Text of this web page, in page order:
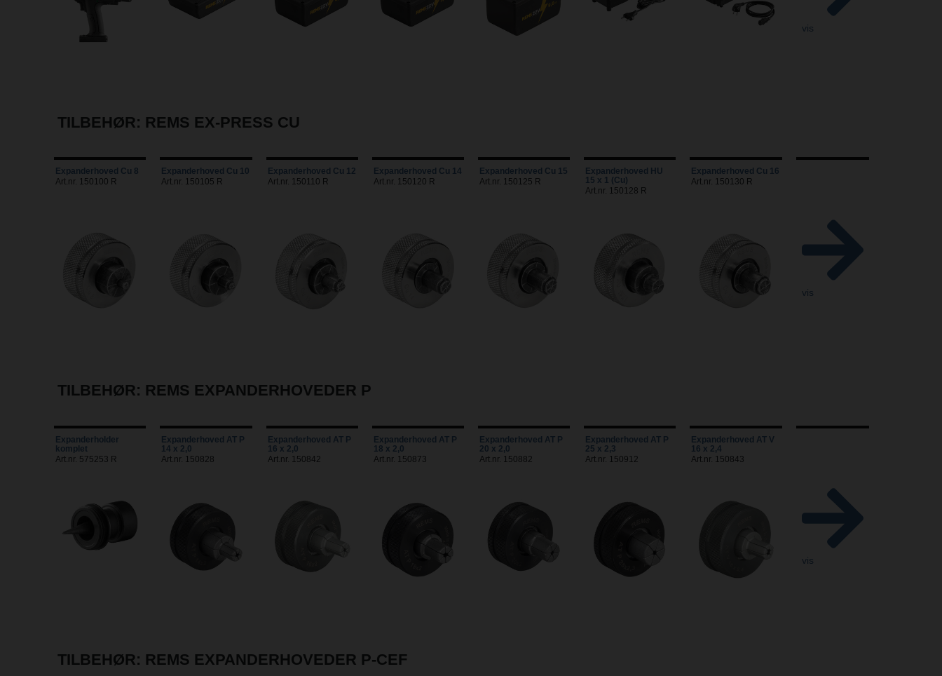
vis
TILBEHØR: REMS EX-PRESS CU
Expanderhoved Cu 8
Art.nr. 150100 R
Expanderhoved Cu 10
Art.nr. 150105 R
Expanderhoved Cu 12
Art.nr. 150110 R
Expanderhoved Cu 14
Art.nr. 150120 R
Expanderhoved Cu 15
Art.nr. 150125 R
Expanderhoved HU
15 x 1 (Cu)
Art.nr. 150128 R
Expanderhoved Cu 16
Art.nr. 150130 R
vis
TILBEHØR: REMS EXPANDERHOVEDER P
Expanderholder
komplet
Art.nr. 575253 R
Expanderhoved AT P
14 x 2,0
Art.nr. 150828
Expanderhoved AT P
16 x 2,0
Art.nr. 150842
Expanderhoved AT P
18 x 2,0
Art.nr. 150873
Expanderhoved AT P
20 x 2,0
Art.nr. 150882
Expanderhoved AT P
25 x 2,3
Art.nr. 150912
Expanderhoved AT V
16 x 2,4
Art.nr. 150843
vis
TILBEHØR: REMS EXPANDERHOVEDER P-CEF